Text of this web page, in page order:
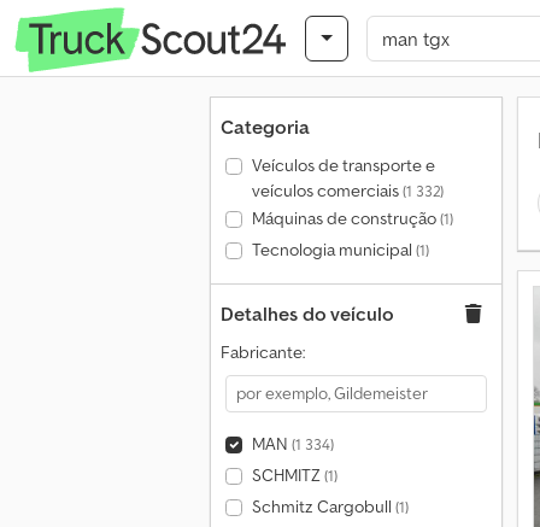
Categoria
Veículos de transporte e
veículos comerciais(1 332)
Máquinas de construção(1)
Tecnologia municipal (1)
Detalhes do veículo
Fabricante:
MAN (1 334)
SCHMITZ(1)
Schmitz Cargobull (1)